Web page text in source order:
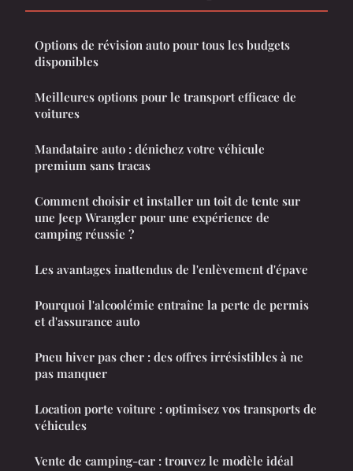
Options de révision auto pour tous les budgets
disponibles
Meilleures options pour le transport efficace de
voitures
Mandataire auto : dénichez votre véhicule
premium sans tracas
Comment choisir et installer un toit de tente sur
une Jeep Wrangler pour une expérience de
camping réussie ?
Les avantages inattendus de l'enlèvement d'épave
Pourquoi l'alcoolémie entraîne la perte de permis
et d'assurance auto
Pneu hiver pas cher : des offres irrésistibles à ne
pas manquer
Location porte voiture : optimisez vos transports de
véhicules
Vente de camping-car : trouvez le modèle idéal